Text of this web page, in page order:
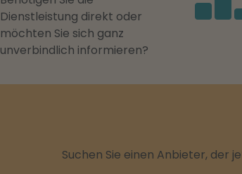
Dienstleistung direkt oder
möchten Sie sich ganz
unverbindlich informieren?
Suchen Sie einen Anbieter, der